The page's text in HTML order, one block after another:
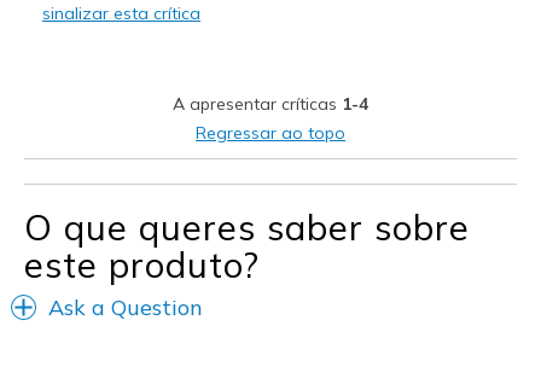
Travel
Sizing
Feels true to size
sinalizar esta crítica
A apresentar críticas 1-4
Regressar ao topo
O que queres saber sobre
este produto?
Ask a Question